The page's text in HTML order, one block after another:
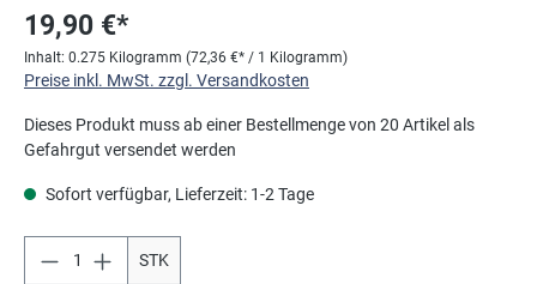
19,90 €*
Inhalt: 0.275 Kilogramm (72,36 €* / 1 Kilogramm)
Preise inkl. MwSt. zzgl. Versandkosten
Dieses Produkt muss ab einer Bestellmenge von 20 Artikel als
Gefahrgut versendet werden
Sofort verfügbar, Lieferzeit: 1-2 Tage
STK